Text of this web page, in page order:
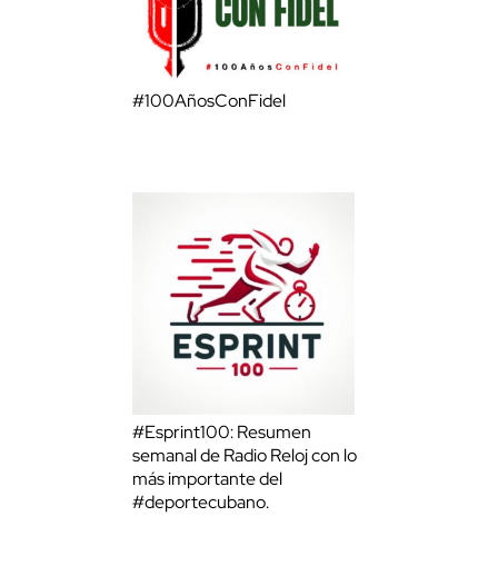
#100AñosConFidel
#Esprint100: Resumen
semanal de Radio Reloj con lo
más importante del
#deportecubano.